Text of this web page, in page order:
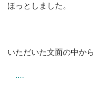
ほっとしました。
いただいた文面の中から
‥‥